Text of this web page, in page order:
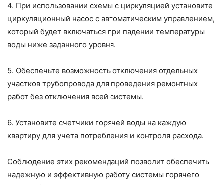
4. При использовании схемы с циркуляцией установите
циркуляционный насос с автоматическим управлением,
который будет включаться при падении температуры
воды ниже заданного уровня.
5. Обеспечьте возможность отключения отдельных
участков трубопровода для проведения ремонтных
работ без отключения всей системы.
6. Установите счетчики горячей воды на каждую
квартиру для учета потребления и контроля расхода.
Соблюдение этих рекомендаций позволит обеспечить
надежную и эффективную работу системы горячего